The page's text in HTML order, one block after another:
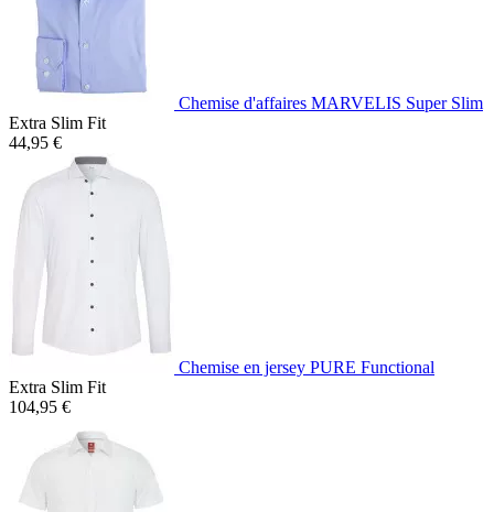
Chemise d'affaires MARVELIS Super Slim
Extra Slim Fit
44,95 €
Chemise en jersey PURE Functional
Extra Slim Fit
104,95 €